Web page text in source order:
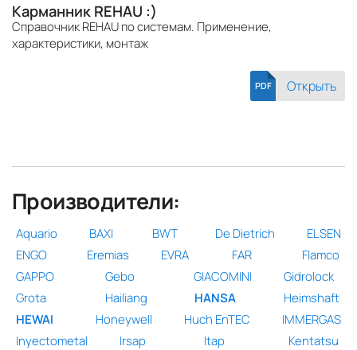
Карманник REHAU :)
Справочник REHAU по системам. Применение,
характеристики, монтаж
PDF Открыть
Производители:
Aquario BAXI BWT De Dietrich
ELSEN
ENGO
Eremias EVRA FAR
Flamco
GAPPO
Gebo GIACOMINI
Gidrolock
Grota
Hailiang HANSA
Heimshaft
HEWAI
Honeywell Huch EnTEC
IMMERGAS
Inyectometal
Irsap Itap
Kentatsu